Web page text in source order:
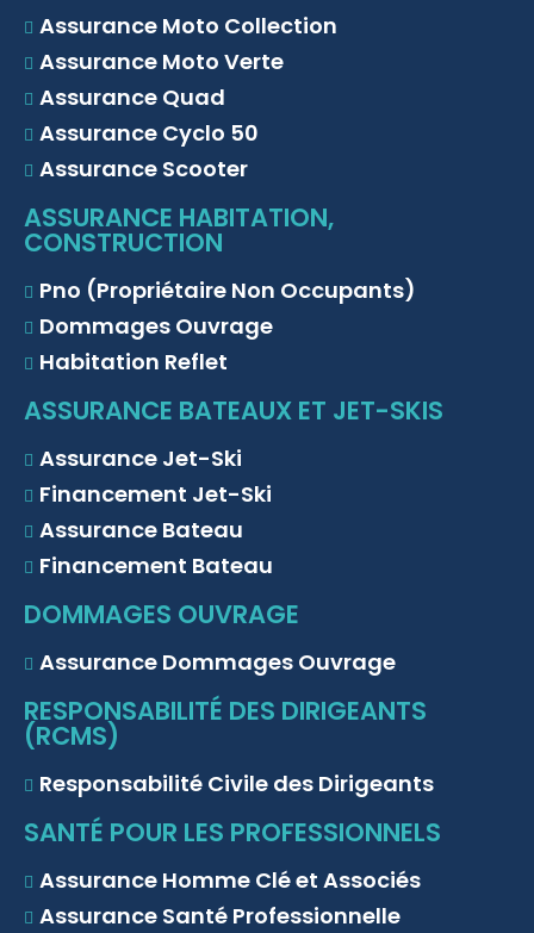
Assurance Moto Collection
Assurance Moto Verte
Assurance Quad
Assurance Cyclo 50
Assurance Scooter
ASSURANCE HABITATION,
CONSTRUCTION
Pno (Propriétaire Non Occupants)
Dommages Ouvrage
Habitation Reflet
ASSURANCE BATEAUX ET JET-SKIS
Assurance Jet-Ski
Financement Jet-Ski
Assurance Bateau
Financement Bateau
DOMMAGES OUVRAGE
Assurance Dommages Ouvrage
RESPONSABILITÉ DES DIRIGEANTS
(RCMS)
Responsabilité Civile des Dirigeants
SANTÉ POUR LES PROFESSIONNELS
Assurance Homme Clé et Associés
Assurance Santé Professionnelle